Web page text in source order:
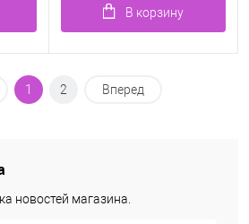
В корзину
1 2 Вперед
новостей магазина.